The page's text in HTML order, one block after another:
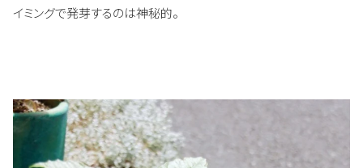
イミングで発芽するのは神秘的。